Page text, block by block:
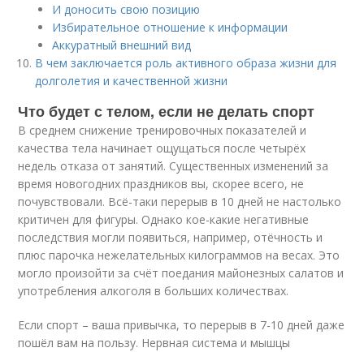
И доносить свою позицию
Избирательное отношение к информации
Аккуратный внешний вид
В чем заключается роль активного образа жизни для
долголетия и качественной жизни
Что будет с телом, если не делать спорт
В среднем снижение тренировочных показателей и
качества тела начинает ощущаться после четырёх
недель отказа от занятий. Существенных изменений за
время новогодних праздников вы, скорее всего, не
почувствовали. Всё-таки перерыв в 10 дней не настолько
критичен для фигуры. Однако кое-какие негативные
последствия могли появиться, например, отёчность и
плюс парочка нежелательных килограммов на весах. Это
могло произойти за счёт поедания майонезных салатов и
употребления алкоголя в больших количествах.
Если спорт – ваша привычка, то перерыв в 7-10 дней даже
пошёл вам на пользу. Нервная система и мышцы